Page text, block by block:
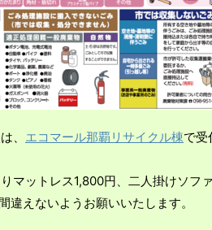
、 エコマール那覇リサイクル棟で受
マットレス1,800円、二人掛けソフ
えないようお願いいたします。